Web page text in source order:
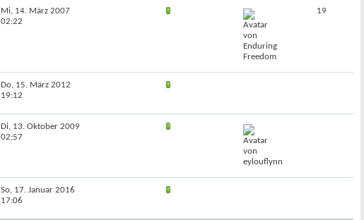
Mi, 14. März 2007
02:22
19
Do, 15. März 2012
19:12
Di, 13. Oktober 2009
02:57
So, 17. Januar 2016
17:06